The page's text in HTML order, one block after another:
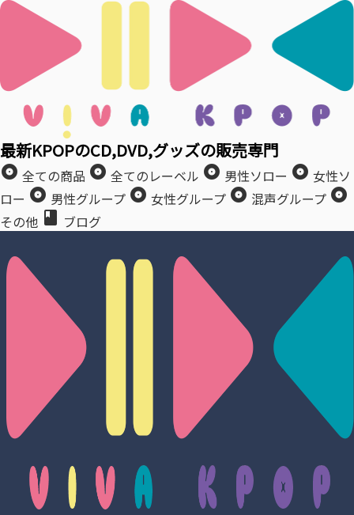
最新KPOPのCD,DVD,グッズの販売専門
album 全ての商品 album 全てのレーベル album 男性ソロー album 女性ソ
ロー album 男性グループ album 女性グループ album 混声グループ album
その他 book ブログ